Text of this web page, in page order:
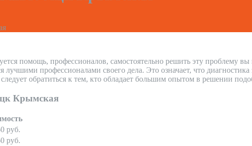
помощь, профессионалов, самостоятельно решить эту проблему
профессионалами своего дела. Это означает, что
обратиться к тем, кто обладает большим опытом в решении
Крымская
руб.
руб.